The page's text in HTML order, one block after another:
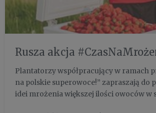
Rusza akcja
Plantatorzy współpracujący w ramach
na polskie superowoce!” zapraszają do
idei mrożenia większej ilości owoców w